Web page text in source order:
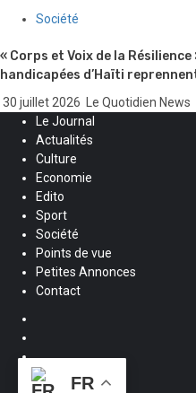
Société
« Corps et Voix de la
handicapées d’Haïti
30 juillet 2026
Le Quotidien News
Le Journal
Actualités
Culture
Economie
Edito
Sport
Société
Points de vue
Petites Annonces
Contact
Twitter
YoutubeFR